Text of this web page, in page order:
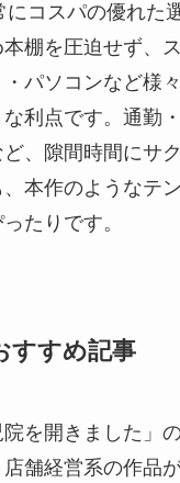
コスパの優れた
棚を圧迫せず、
パソコンなど様
利点です。通勤
、隙間時間にサ
本作のようなテ
たりです。
すすめ記事
院を開きました」
舗経営系の作品